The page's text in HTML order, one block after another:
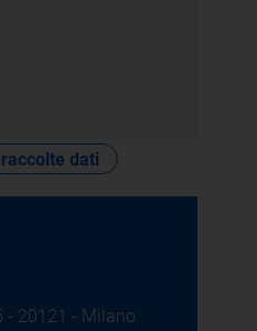
raccolte dati
- 20121 - Milano